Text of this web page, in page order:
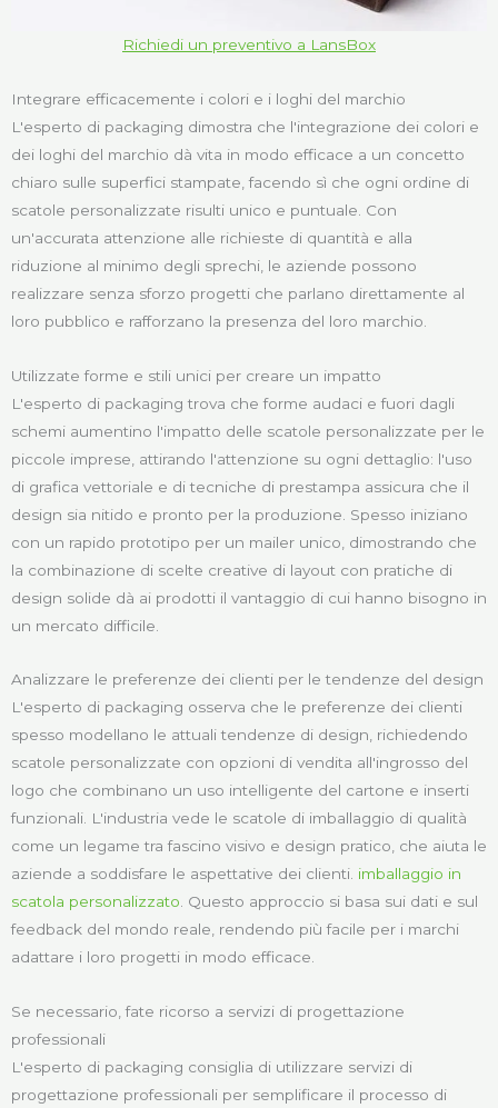
Richiedi un preventivo a LansBox
Integrare efficacemente i colori e i loghi del marchio
L'esperto di packaging dimostra che l'integrazione dei colori e
dei loghi del marchio dà vita in modo efficace a un concetto
chiaro sulle superfici stampate, facendo sì che ogni ordine di
scatole personalizzate risulti unico e puntuale. Con
un'accurata attenzione alle richieste di quantità e alla
riduzione al minimo degli sprechi, le aziende possono
realizzare senza sforzo progetti che parlano direttamente al
loro pubblico e rafforzano la presenza del loro marchio.
Utilizzate forme e stili unici per creare un impatto
L'esperto di packaging trova che forme audaci e fuori dagli
schemi aumentino l'impatto delle scatole personalizzate per le
piccole imprese, attirando l'attenzione su ogni dettaglio: l'uso
di grafica vettoriale e di tecniche di prestampa assicura che il
design sia nitido e pronto per la produzione. Spesso iniziano
con un rapido prototipo per un mailer unico, dimostrando che
la combinazione di scelte creative di layout con pratiche di
design solide dà ai prodotti il vantaggio di cui hanno bisogno in
un mercato difficile.
Analizzare le preferenze dei clienti per le tendenze del design
L'esperto di packaging osserva che le preferenze dei clienti
spesso modellano le attuali tendenze di design, richiedendo
scatole personalizzate con opzioni di vendita all'ingrosso del
logo che combinano un uso intelligente del cartone e inserti
funzionali. L'industria vede le scatole di imballaggio di qualità
come un legame tra fascino visivo e design pratico, che aiuta le
aziende a soddisfare le aspettative dei clienti. imballaggio in
scatola personalizzato. Questo approccio si basa sui dati e sul
feedback del mondo reale, rendendo più facile per i marchi
adattare i loro progetti in modo efficace.
Se necessario, fate ricorso a servizi di progettazione
professionali
L'esperto di packaging consiglia di utilizzare servizi di
progettazione professionali per semplificare il processo di